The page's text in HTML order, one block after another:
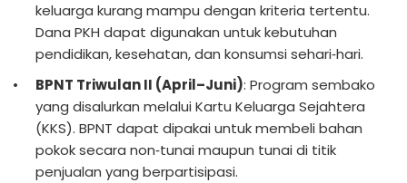
keluarga kurang mampu dengan kriteria tertentu.
Dana PKH dapat digunakan untuk kebutuhan
pendidikan, kesehatan, dan konsumsi sehari‑hari.
BPNT Triwulan II (April–Juni): Program sembako
yang disalurkan melalui Kartu Keluarga Sejahtera
(KKS). BPNT dapat dipakai untuk membeli bahan
pokok secara non‑tunai maupun tunai di titik
penjualan yang berpartisipasi.